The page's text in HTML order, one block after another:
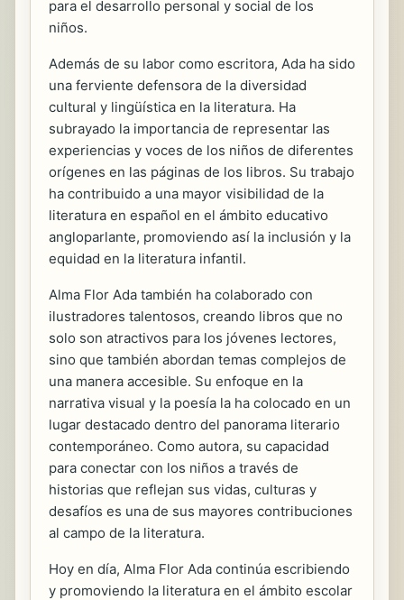
para el desarrollo personal y social de los
niños.
Además de su labor como escritora, Ada ha sido
una ferviente defensora de la diversidad
cultural y lingüística en la literatura. Ha
subrayado la importancia de representar las
experiencias y voces de los niños de diferentes
orígenes en las páginas de los libros. Su trabajo
ha contribuido a una mayor visibilidad de la
literatura en español en el ámbito educativo
angloparlante, promoviendo así la inclusión y la
equidad en la literatura infantil.
Alma Flor Ada también ha colaborado con
ilustradores talentosos, creando libros que no
solo son atractivos para los jóvenes lectores,
sino que también abordan temas complejos de
una manera accesible. Su enfoque en la
narrativa visual y la poesía la ha colocado en un
lugar destacado dentro del panorama literario
contemporáneo. Como autora, su capacidad
para conectar con los niños a través de
historias que reflejan sus vidas, culturas y
desafíos es una de sus mayores contribuciones
al campo de la literatura.
Hoy en día, Alma Flor Ada continúa escribiendo
y promoviendo la literatura en el ámbito escolar